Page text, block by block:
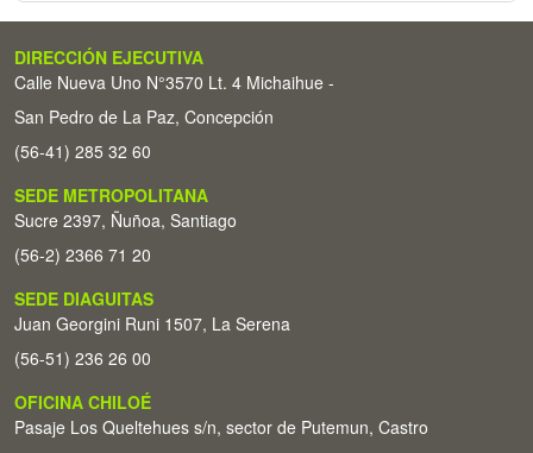
DIRECCIÓN EJECUTIVA
Calle Nueva Uno N°3570 Lt. 4 Michaihue -
San Pedro de La Paz, Concepción
(56-41) 285 32 60
SEDE METROPOLITANA
Sucre 2397, Ñuñoa, Santiago
(56-2) 2366 71 20
SEDE DIAGUITAS
Juan Georgini Runi 1507, La Serena
(56-51) 236 26 00
OFICINA CHILOÉ
Pasaje Los Queltehues s/n, sector de Putemun, Castro